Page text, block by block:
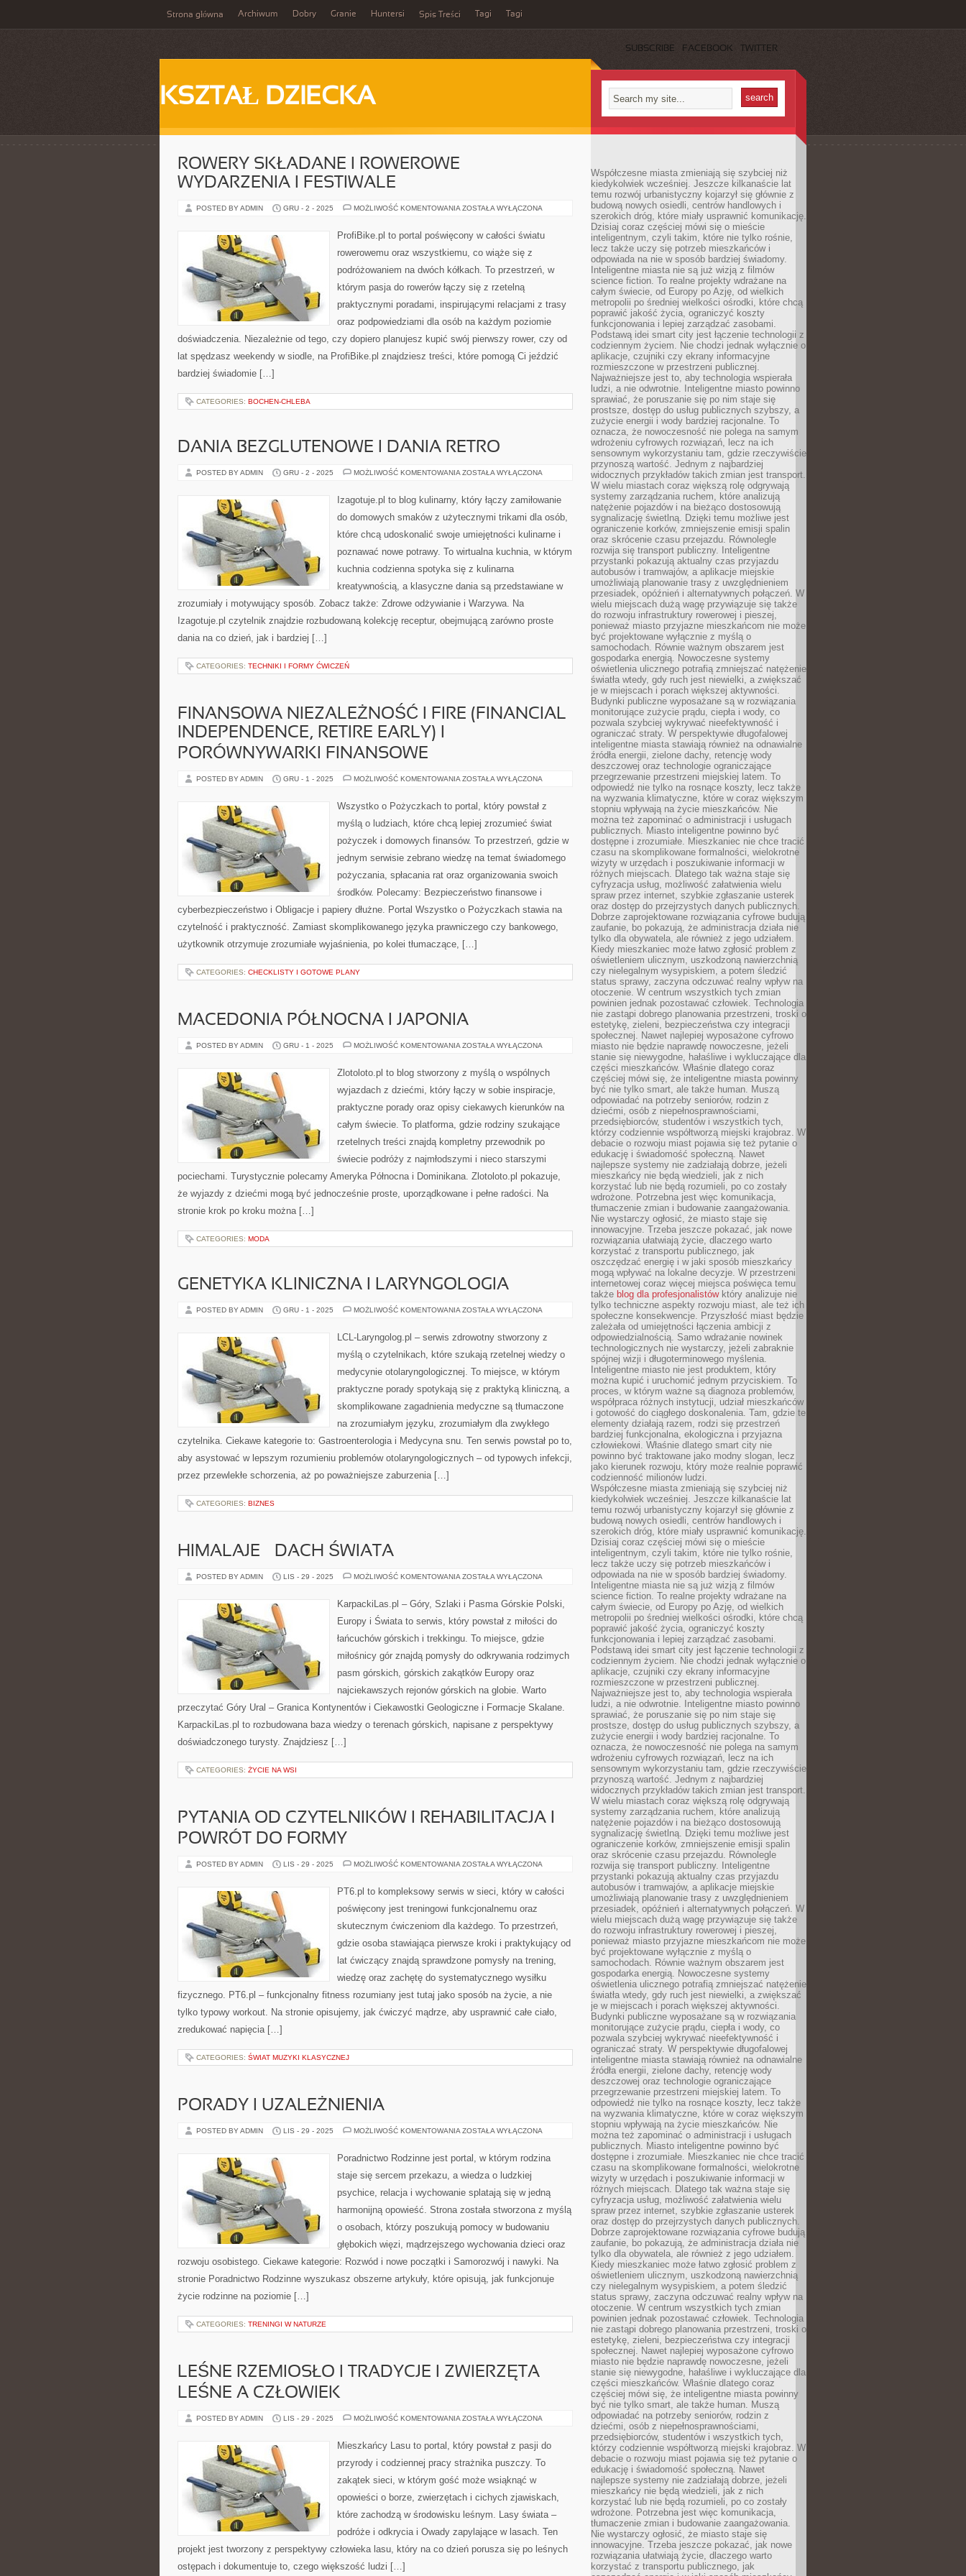
Strona główna Archiwum Dobry Granie Huntersi Spis Treści Tagi Tagi
SUBSCRIBE FACEBOOK TWITTER
KSZTAŁ DZIECKA
ROWERY SKŁADANE I ROWEROWE
WYDARZENIA I FESTIWALE
POSTED BY ADMIN GRU - 2 - 2025 MOŻLIWOŚĆ KOMENTOWANIA ROWERY
ROWEROWE
WYDARZENIA
FESTIWALE
ZOSTAŁA WYŁĄCZONA
ProfiBike.pl to portal poświęcony w całości światu
rowerowemu oraz wszystkiemu, co wiąże się z
podróżowaniem na dwóch kółkach. To przestrzeń, w
którym pasja do rowerów łączy się z rzetelną
praktycznymi poradami, inspirującymi relacjami z trasy
oraz podpowiedziami dla osób na każdym poziomie
doświadczenia. Niezależnie od tego, czy dopiero planujesz kupić swój pierwszy rower, czy od
lat spędzasz weekendy w siodle, na ProfiBike.pl znajdziesz treści, które pomogą Ci jeździć
bardziej świadomie […]
CATEGORIES: BOCHEN-CHLEBA
DANIA BEZGLUTENOWE I DANIA RETRO
POSTED BY ADMIN GRU - 2 - 2025 MOŻLIWOŚĆ KOMENTOWANIA DANIA
DANIA
RETRO
ZOSTAŁA WYŁĄCZONA
Izagotuje.pl to blog kulinarny, który łączy zamiłowanie
do domowych smaków z użytecznymi trikami dla osób,
które chcą udoskonalić swoje umiejętności kulinarne i
poznawać nowe potrawy. To wirtualna kuchnia, w którym
kuchnia codzienna spotyka się z kulinarna
kreatywnością, a klasyczne dania są przedstawiane w
zrozumiały i motywujący sposób. Zobacz także: Zdrowe odżywianie i Warzywa. Na
Izagotuje.pl czytelnik znajdzie rozbudowaną kolekcję receptur, obejmującą zarówno proste
dania na co dzień, jak i bardziej […]
CATEGORIES: TECHNIKI I FORMY ĆWICZEŃ
FINANSOWA NIEZALEŻNOŚĆ I FIRE (FINANCIAL
INDEPENDENCE, RETIRE EARLY) I
PORÓWNYWARKI FINANSOWE
POSTED BY ADMIN GRU - 1 - 2025 MOŻLIWOŚĆ KOMENTOWANIA FINANSOWA
FIRE
(FINANCIAL
RETIRE
I
FINANSOWE
ZOSTAŁA WYŁĄCZONA
Wszystko o Pożyczkach to portal, który powstał z
myślą o ludziach, które chcą lepiej zrozumieć świat
pożyczek i domowych finansów. To przestrzeń, gdzie w
jednym serwisie zebrano wiedzę na temat świadomego
pożyczania, spłacania rat oraz organizowania swoich
środków. Polecamy: Bezpieczeństwo finansowe i
cyberbezpieczeństwo i Obligacje i papiery dłużne. Portal Wszystko o Pożyczkach stawia na
czytelność i praktyczność. Zamiast skomplikowanego języka prawniczego czy bankowego,
użytkownik otrzymuje zrozumiałe wyjaśnienia, po kolei tłumaczące, […]
CATEGORIES: CHECKLISTY I GOTOWE PLANY
MACEDONIA PÓŁNOCNA I JAPONIA
POSTED BY ADMIN GRU - 1 - 2025 MOŻLIWOŚĆ KOMENTOWANIA MACEDONIA
JAPONIA
ZOSTAŁA WYŁĄCZONA
Zlotoloto.pl to blog stworzony z myślą o wspólnych
wyjazdach z dziećmi, który łączy w sobie inspiracje,
praktyczne porady oraz opisy ciekawych kierunków na
całym świecie. To platforma, gdzie rodziny szukające
rzetelnych treści znajdą kompletny przewodnik po
świecie podróży z najmłodszymi i nieco starszymi
pociechami. Turystycznie polecamy Ameryka Północna i Dominikana. Zlotoloto.pl pokazuje,
że wyjazdy z dziećmi mogą być jednocześnie proste, uporządkowane i pełne radości. Na
stronie krok po kroku można […]
CATEGORIES: MODA
GENETYKA KLINICZNA I LARYNGOLOGIA
POSTED BY ADMIN GRU - 1 - 2025 MOŻLIWOŚĆ KOMENTOWANIA GENETYKA
LARYNGOLOGIA
ZOSTAŁA WYŁĄCZONA
LCL-Laryngolog.pl – serwis zdrowotny stworzony z
myślą o czytelnikach, które szukają rzetelnej wiedzy o
medycynie otolaryngologicznej. To miejsce, w którym
praktyczne porady spotykają się z praktyką kliniczną, a
skomplikowane zagadnienia medyczne są tłumaczone
na zrozumiałym języku, zrozumiałym dla zwykłego
czytelnika. Ciekawe kategorie to: Gastroenterologia i Medycyna snu. Ten serwis powstał po to,
aby asystować w lepszym rozumieniu problemów otolaryngologicznych – od typowych infekcji,
przez przewlekłe schorzenia, aż po poważniejsze zaburzenia […]
CATEGORIES: BIZNES
HIMALAJE – DACH ŚWIATA
POSTED BY ADMIN LIS - 29 - 2025 MOŻLIWOŚĆ KOMENTOWANIA HIMALAJE
ŚWIATA
ZOSTAŁA WYŁĄCZONA
KarpackiLas.pl – Góry, Szlaki i Pasma Górskie Polski,
Europy i Świata to serwis, który powstał z miłości do
łańcuchów górskich i trekkingu. To miejsce, gdzie
miłośnicy gór znajdą pomysły do odkrywania rodzimych
pasm górskich, górskich zakątków Europy oraz
najciekawszych rejonów górskich na globie. Warto
przeczytać Góry Ural – Granica Kontynentów i Ciekawostki Geologiczne i Formacje Skalane.
KarpackiLas.pl to rozbudowana baza wiedzy o terenach górskich, napisane z perspektywy
doświadczonego turysty. Znajdziesz […]
CATEGORIES: ŻYCIE NA WSI
PYTANIA OD CZYTELNIKÓW I REHABILITACJA I
POWRÓT DO FORMY
POSTED BY ADMIN LIS - 29 - 2025 MOŻLIWOŚĆ KOMENTOWANIA PYTANIA
REHABILITACJA
POWRÓT
FORMY
ZOSTAŁA WYŁĄCZONA
PT6.pl to kompleksowy serwis w sieci, który w całości
poświęcony jest treningowi funkcjonalnemu oraz
skutecznym ćwiczeniom dla każdego. To przestrzeń,
gdzie osoba stawiająca pierwsze kroki i praktykujący od
lat ćwiczący znajdą sprawdzone pomysły na trening,
wiedzę oraz zachętę do systematycznego wysiłku
fizycznego. PT6.pl – funkcjonalny fitness rozumiany jest tutaj jako sposób na życie, a nie
tylko typowy workout. Na stronie opisujemy, jak ćwiczyć mądrze, aby usprawnić całe ciało,
zredukować napięcia […]
CATEGORIES: ŚWIAT MUZYKI KLASYCZNEJ
PORADY I UZALEŻNIENIA
POSTED BY ADMIN LIS - 29 - 2025 MOŻLIWOŚĆ KOMENTOWANIA PORADY
ZOSTAŁA WYŁĄCZONA
Poradnictwo Rodzinne jest portal, w którym rodzina
staje się sercem przekazu, a wiedza o ludzkiej
psychice, relacja i wychowanie splatają się w jedną
harmonijną opowieść. Strona została stworzona z myślą
o osobach, którzy poszukują pomocy w budowaniu
głębokich więzi, mądrzejszego wychowania dzieci oraz
rozwoju osobistego. Ciekawe kategorie: Rozwód i nowe początki i Samorozwój i nawyki. Na
stronie Poradnictwo Rodzinne wyszukasz obszerne artykuły, które opisują, jak funkcjonuje
życie rodzinne na poziomie […]
CATEGORIES: TRENINGI W NATURZE
LEŚNE RZEMIOSŁO I TRADYCJE I ZWIERZĘTA
LEŚNE A CZŁOWIEK
POSTED BY ADMIN LIS - 29 - 2025 MOŻLIWOŚĆ KOMENTOWANIA LEŚNE
TRADYCJE
I
LEŚNE
CZŁOWIEK
ZOSTAŁA WYŁĄCZONA
Mieszkańcy Lasu to portal, który powstał z pasji do
przyrody i codziennej pracy strażnika puszczy. To
zakątek sieci, w którym gość może wsiąknąć w
opowieści o borze, zwierzętach i cichych zjawiskach,
które zachodzą w środowisku leśnym. Lasy świata –
podróże i odkrycia i Owady zapylające w lasach. Ten
projekt jest tworzony z perspektywy człowieka lasu, który na co dzień porusza się po leśnych
ostępach i dokumentuje to, czego większość ludzi […]
Współczesne miasta zmieniają się szybciej niż
kiedykolwiek wcześniej. Jeszcze kilkanaście lat
temu rozwój urbanistyczny kojarzył się głównie z
budową nowych osiedli, centrów handlowych i
szerokich dróg, które miały usprawnić komunikację.
Dzisiaj coraz częściej mówi się o mieście
inteligentnym, czyli takim, które nie tylko rośnie,
lecz także uczy się potrzeb mieszkańców i
odpowiada na nie w sposób bardziej świadomy.
Inteligentne miasta nie są już wizją z filmów
science fiction. To realne projekty wdrażane na
całym świecie, od Europy po Azję, od wielkich
metropolii po średniej wielkości ośrodki, które chcą
poprawić jakość życia, ograniczyć koszty
funkcjonowania i lepiej zarządzać zasobami.
Podstawą idei smart city jest łączenie technologii z
codziennym życiem. Nie chodzi jednak wyłącznie o
aplikacje, czujniki czy ekrany informacyjne
rozmieszczone w przestrzeni publicznej.
Najważniejsze jest to, aby technologia wspierała
ludzi, a nie odwrotnie. Inteligentne miasto powinno
sprawiać, że poruszanie się po nim staje się
prostsze, dostęp do usług publicznych szybszy, a
zużycie energii i wody bardziej racjonalne. To
oznacza, że nowoczesność nie polega na samym
wdrożeniu cyfrowych rozwiązań, lecz na ich
sensownym wykorzystaniu tam, gdzie rzeczywiście
przynoszą wartość. Jednym z najbardziej
widocznych przykładów takich zmian jest transport.
W wielu miastach coraz większą rolę odgrywają
systemy zarządzania ruchem, które analizują
natężenie pojazdów i na bieżąco dostosowują
sygnalizację świetlną. Dzięki temu możliwe jest
ograniczenie korków, zmniejszenie emisji spalin
oraz skrócenie czasu przejazdu. Równolegle
rozwija się transport publiczny. Inteligentne
przystanki pokazują aktualny czas przyjazdu
autobusów i tramwajów, a aplikacje miejskie
umożliwiają planowanie trasy z uwzględnieniem
przesiadek, opóźnień i alternatywnych połączeń. W
wielu miejscach dużą wagę przywiązuje się także
do rozwoju infrastruktury rowerowej i pieszej,
ponieważ miasto przyjazne mieszkańcom nie może
być projektowane wyłącznie z myślą o
samochodach. Równie ważnym obszarem jest
gospodarka energią. Nowoczesne systemy
oświetlenia ulicznego potrafią zmniejszać natężenie
światła wtedy, gdy ruch jest niewielki, a zwiększać
je w miejscach i porach większej aktywności.
Budynki publiczne wyposażane są w rozwiązania
monitorujące zużycie prądu, ciepła i wody, co
pozwala szybciej wykrywać nieefektywność i
ograniczać straty. W perspektywie długofalowej
inteligentne miasta stawiają również na odnawialne
źródła energii, zielone dachy, retencję wody
deszczowej oraz technologie ograniczające
przegrzewanie przestrzeni miejskiej latem. To
odpowiedź nie tylko na rosnące koszty, lecz także
na wyzwania klimatyczne, które w coraz większym
stopniu wpływają na życie mieszkańców. Nie
można też zapominać o administracji i usługach
publicznych. Miasto inteligentne powinno być
dostępne i zrozumiałe. Mieszkaniec nie chce tracić
czasu na skomplikowane formalności, wielokrotne
wizyty w urzędach i poszukiwanie informacji w
różnych miejscach. Dlatego tak ważna staje się
cyfryzacja usług, możliwość załatwienia wielu
spraw przez internet, szybkie zgłaszanie usterek
oraz dostęp do przejrzystych danych publicznych.
Dobrze zaprojektowane rozwiązania cyfrowe budują
zaufanie, bo pokazują, że administracja działa nie
tylko dla obywatela, ale również z jego udziałem.
Kiedy mieszkaniec może łatwo zgłosić problem z
oświetleniem ulicznym, uszkodzoną nawierzchnią
czy nielegalnym wysypiskiem, a potem śledzić
status sprawy, zaczyna odczuwać realny wpływ na
otoczenie. W centrum wszystkich tych zmian
powinien jednak pozostawać człowiek. Technologia
nie zastąpi dobrego planowania przestrzeni, troski o
estetykę, zieleni, bezpieczeństwa czy integracji
społecznej. Nawet najlepiej wyposażone cyfrowo
miasto nie będzie naprawdę nowoczesne, jeżeli
stanie się niewygodne, hałaśliwe i wykluczające dla
części mieszkańców. Właśnie dlatego coraz
częściej mówi się, że inteligentne miasta powinny
być nie tylko smart, ale także human. Muszą
odpowiadać na potrzeby seniorów, rodzin z
dziećmi, osób z niepełnosprawnościami,
przedsiębiorców, studentów i wszystkich tych,
którzy codziennie współtworzą miejski krajobraz. W
debacie o rozwoju miast pojawia się też pytanie o
edukację i świadomość społeczną. Nawet
najlepsze systemy nie zadziałają dobrze, jeżeli
mieszkańcy nie będą wiedzieli, jak z nich
korzystać lub nie będą rozumieli, po co zostały
wdrożone. Potrzebna jest więc komunikacja,
tłumaczenie zmian i budowanie zaangażowania.
Nie wystarczy ogłosić, że miasto staje się
innowacyjne. Trzeba jeszcze pokazać, jak nowe
rozwiązania ułatwiają życie, dlaczego warto
korzystać z transportu publicznego, jak
oszczędzać energię i w jaki sposób mieszkańcy
mogą wpływać na lokalne decyzje. W przestrzeni
internetowej coraz więcej miejsca poświęca temu
także blog dla profesjonalistówktóry analizuje nie
tylko techniczne aspekty rozwoju miast, ale też ich
społeczne konsekwencje. Przyszłość miast będzie
zależała od umiejętności łączenia ambicji z
odpowiedzialnością. Samo wdrażanie nowinek
technologicznych nie wystarczy, jeżeli zabraknie
spójnej wizji i długoterminowego myślenia.
Inteligentne miasto nie jest produktem, który
można kupić i uruchomić jednym przyciskiem. To
proces, w którym ważne są diagnoza problemów,
współpraca różnych instytucji, udział mieszkańców
i gotowość do ciągłego doskonalenia. Tam, gdzie te
elementy działają razem, rodzi się przestrzeń
bardziej funkcjonalna, ekologiczna i przyjazna
człowiekowi. Właśnie dlatego smart city nie
powinno być traktowane jako modny slogan, lecz
jako kierunek rozwoju, który może realnie poprawić
codzienność milionów ludzi.
Współczesne miasta zmieniają się szybciej niż
kiedykolwiek wcześniej. Jeszcze kilkanaście lat
temu rozwój urbanistyczny kojarzył się głównie z
budową nowych osiedli, centrów handlowych i
szerokich dróg, które miały usprawnić komunikację.
Dzisiaj coraz częściej mówi się o mieście
inteligentnym, czyli takim, które nie tylko rośnie,
lecz także uczy się potrzeb mieszkańców i
odpowiada na nie w sposób bardziej świadomy.
Inteligentne miasta nie są już wizją z filmów
science fiction. To realne projekty wdrażane na
całym świecie, od Europy po Azję, od wielkich
metropolii po średniej wielkości ośrodki, które chcą
poprawić jakość życia, ograniczyć koszty
funkcjonowania i lepiej zarządzać zasobami.
Podstawą idei smart city jest łączenie technologii z
codziennym życiem. Nie chodzi jednak wyłącznie o
aplikacje, czujniki czy ekrany informacyjne
rozmieszczone w przestrzeni publicznej.
Najważniejsze jest to, aby technologia wspierała
ludzi, a nie odwrotnie. Inteligentne miasto powinno
sprawiać, że poruszanie się po nim staje się
prostsze, dostęp do usług publicznych szybszy, a
zużycie energii i wody bardziej racjonalne. To
oznacza, że nowoczesność nie polega na samym
wdrożeniu cyfrowych rozwiązań, lecz na ich
sensownym wykorzystaniu tam, gdzie rzeczywiście
przynoszą wartość. Jednym z najbardziej
widocznych przykładów takich zmian jest transport.
W wielu miastach coraz większą rolę odgrywają
systemy zarządzania ruchem, które analizują
natężenie pojazdów i na bieżąco dostosowują
sygnalizację świetlną. Dzięki temu możliwe jest
ograniczenie korków, zmniejszenie emisji spalin
oraz skrócenie czasu przejazdu. Równolegle
rozwija się transport publiczny. Inteligentne
przystanki pokazują aktualny czas przyjazdu
autobusów i tramwajów, a aplikacje miejskie
umożliwiają planowanie trasy z uwzględnieniem
przesiadek, opóźnień i alternatywnych połączeń. W
wielu miejscach dużą wagę przywiązuje się także
do rozwoju infrastruktury rowerowej i pieszej,
ponieważ miasto przyjazne mieszkańcom nie może
być projektowane wyłącznie z myślą o
samochodach. Równie ważnym obszarem jest
gospodarka energią. Nowoczesne systemy
oświetlenia ulicznego potrafią zmniejszać natężenie
światła wtedy, gdy ruch jest niewielki, a zwiększać
je w miejscach i porach większej aktywności.
Budynki publiczne wyposażane są w rozwiązania
monitorujące zużycie prądu, ciepła i wody, co
pozwala szybciej wykrywać nieefektywność i
ograniczać straty. W perspektywie długofalowej
inteligentne miasta stawiają również na odnawialne
źródła energii, zielone dachy, retencję wody
deszczowej oraz technologie ograniczające
przegrzewanie przestrzeni miejskiej latem. To
odpowiedź nie tylko na rosnące koszty, lecz także
na wyzwania klimatyczne, które w coraz większym
stopniu wpływają na życie mieszkańców. Nie
można też zapominać o administracji i usługach
publicznych. Miasto inteligentne powinno być
dostępne i zrozumiałe. Mieszkaniec nie chce tracić
czasu na skomplikowane formalności, wielokrotne
wizyty w urzędach i poszukiwanie informacji w
różnych miejscach. Dlatego tak ważna staje się
cyfryzacja usług, możliwość załatwienia wielu
spraw przez internet, szybkie zgłaszanie usterek
oraz dostęp do przejrzystych danych publicznych.
Dobrze zaprojektowane rozwiązania cyfrowe budują
zaufanie, bo pokazują, że administracja działa nie
tylko dla obywatela, ale również z jego udziałem.
Kiedy mieszkaniec może łatwo zgłosić problem z
oświetleniem ulicznym, uszkodzoną nawierzchnią
czy nielegalnym wysypiskiem, a potem śledzić
status sprawy, zaczyna odczuwać realny wpływ na
otoczenie. W centrum wszystkich tych zmian
powinien jednak pozostawać człowiek. Technologia
nie zastąpi dobrego planowania przestrzeni, troski o
estetykę, zieleni, bezpieczeństwa czy integracji
społecznej. Nawet najlepiej wyposażone cyfrowo
miasto nie będzie naprawdę nowoczesne, jeżeli
stanie się niewygodne, hałaśliwe i wykluczające dla
części mieszkańców. Właśnie dlatego coraz
częściej mówi się, że inteligentne miasta powinny
być nie tylko smart, ale także human. Muszą
odpowiadać na potrzeby seniorów, rodzin z
dziećmi, osób z niepełnosprawnościami,
przedsiębiorców, studentów i wszystkich tych,
którzy codziennie współtworzą miejski krajobraz. W
debacie o rozwoju miast pojawia się też pytanie o
edukację i świadomość społeczną. Nawet
najlepsze systemy nie zadziałają dobrze, jeżeli
mieszkańcy nie będą wiedzieli, jak z nich
korzystać lub nie będą rozumieli, po co zostały
wdrożone. Potrzebna jest więc komunikacja,
tłumaczenie zmian i budowanie zaangażowania.
Nie wystarczy ogłosić, że miasto staje się
innowacyjne. Trzeba jeszcze pokazać, jak nowe
rozwiązania ułatwiają życie, dlaczego warto
korzystać z transportu publicznego, jak